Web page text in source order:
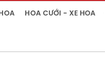
HOA CƯỚI - XE HOA